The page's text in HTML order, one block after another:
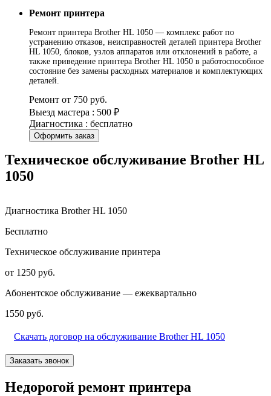
Ремонт принтера
Ремонт принтера Brother HL 1050 — комплекс работ по
устранению отказов, неисправностей деталей принтера Brother
HL 1050, блоков, узлов аппаратов или отклонений в работе, а
также приведение принтера Brother HL 1050 в работоспособное
состояние без замены расходных материалов и комплектующих
деталей.
Ремонт от 750 руб.
Выезд мастера : 500 ₽
Диагностика : бесплатно
Оформить заказ
Техническое обслуживание Brother HL
1050
Диагностика Brother HL 1050
Бесплатно
Техническое обслуживание принтера
от 1250 руб.
Абонентское обслуживание — ежеквартально
1550 руб.
Скачать договор на обслуживание Brother HL 1050
Заказать звонок
Недорогой ремонт принтера